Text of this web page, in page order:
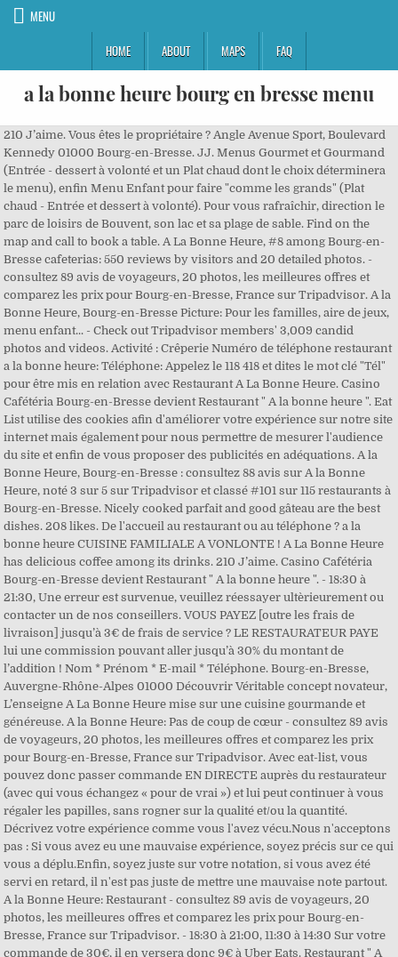
MENU
HOME
ABOUT MAPS FAQ
a la bonne heure bourg en bresse menu
210 J’aime. Vous êtes le propriétaire ? Angle Avenue Sport, Boulevard Kennedy 01000 Bourg-en-Bresse. JJ. Menus Gourmet et Gourmand (Entrée - dessert à volonté et un Plat chaud dont le choix déterminera le menu), enfin Menu Enfant pour faire "comme les grands" (Plat chaud - Entrée et dessert à volonté). Pour vous rafraîchir, direction le parc de loisirs de Bouvent, son lac et sa plage de sable. Find on the map and call to book a table. A La Bonne Heure, #8 among Bourg-en-Bresse cafeterias: 550 reviews by visitors and 20 detailed photos. - consultez 89 avis de voyageurs, 20 photos, les meilleures offres et comparez les prix pour Bourg-en-Bresse, France sur Tripadvisor. A la Bonne Heure, Bourg-en-Bresse Picture: Pour les familles, aire de jeux, menu enfant... - Check out Tripadvisor members' 3,009 candid photos and videos. Activité : Crêperie Numéro de téléphone restaurant a la bonne heure: Téléphone: Appelez le 118 418 et dites le mot clé "Tél" pour être mis en relation avec Restaurant A La Bonne Heure. Casino Cafétéria Bourg-en-Bresse devient Restaurant " A la bonne heure ". Eat List utilise des cookies afin d'améliorer votre expérience sur notre site internet mais également pour nous permettre de mesurer l'audience du site et enfin de vous proposer des publicités en adéquations. A la Bonne Heure, Bourg-en-Bresse : consultez 88 avis sur A la Bonne Heure, noté 3 sur 5 sur Tripadvisor et classé #101 sur 115 restaurants à Bourg-en-Bresse. Nicely cooked parfait and good gâteau are the best dishes. 208 likes. De l'accueil au restaurant ou au téléphone ? a la bonne heure CUISINE FAMILIALE A VONLONTE ! A La Bonne Heure has delicious coffee among its drinks. 210 J’aime. Casino Cafétéria Bourg-en-Bresse devient Restaurant " A la bonne heure ". - 18:30 à 21:30, Une erreur est survenue, veuillez réessayer ultèrieurement ou contacter un de nos conseillers. VOUS PAYEZ [outre les frais de livraison] jusqu’à 3€ de frais de service ? LE RESTAURATEUR PAYE lui une commission pouvant aller jusqu’à 30% du montant de l’addition ! Nom * Prénom * E-mail * Téléphone. Bourg-en-Bresse, Auvergne-Rhône-Alpes 01000 Découvrir Véritable concept novateur, L’enseigne A La Bonne Heure mise sur une cuisine gourmande et généreuse. A la Bonne Heure: Pas de coup de cœur - consultez 89 avis de voyageurs, 20 photos, les meilleures offres et comparez les prix pour Bourg-en-Bresse, France sur Tripadvisor. Avec eat-list, vous pouvez donc passer commande EN DIRECTE auprès du restaurateur (avec qui vous échangez « pour de vrai ») et lui peut continuer à vous régaler les papilles, sans rogner sur la qualité et/ou la quantité. Décrivez votre expérience comme vous l'avez vécu.Nous n'acceptons pas : Si vous avez eu une mauvaise expérience, soyez précis sur ce qui vous a déplu.Enfin, soyez juste sur votre notation, si vous avez été servi en retard, il n'est pas juste de mettre une mauvaise note partout. A la Bonne Heure: Restaurant - consultez 89 avis de voyageurs, 20 photos, les meilleures offres et comparez les prix pour Bourg-en-Bresse, France sur Tripadvisor. - 18:30 à 21:00, 11:30 à 14:30 Sur votre commande de 30€, il en versera donc 9€ à Uber Eats. Restaurant " A la bonne heure ", Bourg-en-Bresse. You will certainly like the exotic ambiance. Ca n'était pas la note que vous attendiez ?Vous pouvez l'augmenter ou la diminuer d'une demi étoile ! Partagez votre expérience auprès de la communauté Eat-List! A la Bonne Heure: Très satisfaisant - consultez 88 avis de voyageurs, 20 photos, les meilleures offres et comparez les prix pour Bourg-en-Bresse, France sur Tripadvisor. 210 likes. But this place is not highly estimated by Google users who assigned it a below average rating. Casino Cafétéria Bourg-en-Bresse devient Restaurant " A la bonne heure ". A la Bonne Heure, Bourg-en-Bresse Picture: Pour les familles, aire de jeux, menu enfant... - Check out Tripadvisor members' 3,014 candid photos and videos of A la Bonne Heure Very delicious very reasonable price very delicious sweets, Simple rapide cafeteria propre mais sans surprises, http://restaurants.casino-restauration.fr/casino_restauration/rhone-alpes/ain/bourg-en-bresse/DM200-ALBH/bourg-en-bresse. A la Bonne Heure, Bourg-en-Bresse: See 89 unbiased reviews of A la Bonne Heure, rated 3 of 5 on Tripadvisor and ranked #99 of 112 restaurants in Bourg-en-Bresse. - consultez 89 avis de voyageurs, 20 photos, les meilleures offres et comparez les prix pour Bourg-en-Bresse, France sur Tripadvisor. Accueil A la bonne heure. Jour de match de rugby. Yelp is a fun and easy way to find, recommend and talk about what’s great and not so great in Bourg En Bresse and beyond. Du fait de leur business model, ces intermédiaires participent à fragiliser les marges des restaurateurs (déjà réputées faibles) qui pour certains, n’ont pas d’autres choix que de rogner sur la qualité et/ou la quantité pour survivre. Pourquoi ce numéro? Saviez-vous par exemple que lorsque vous passez commande via Uber Eats. Date d'arrivée. Elle rassemble et fédère différents acteurs issus du secteur des télécommunications, de la sécurité électronique ou encore de la relation client. Restaurant " A la bonne heure ", Bourg-en-Bresse. Code postal. Casino Cafétéria Bourg-en-Bresse devient Restaurant " A la bonne heure ". À la Bonne Heure 01 (Ain) - Bourg-en-Bresse Description A la Bonne Heure est une chaîne de restaurants français proposant divers menus. *Service de mise en relation direct avec A la bonne heure - Lorsque vous utilisez le service de mise en relation eat-list, vous payez 2,99€ / appel + le coût de l’appel ; de son côté, le restaurateur NE PAYE RIEN. Je souhaite en savoir plus sur ce numéro de mise en relation payant. En ville, visitez l'étonnante apothicairerie de l'hôtel-Dieu, la majestueuse cathédrale et l'église de Brou. Horaires d'ouverture, coordonnées, téléphone et informations de A La Bonne Heure situé à Bourg En Bresse à l'adresse Angle Avenue Sport, Boulevard Kennedy Ce menu a été enregistré il y a plus d’1 an, il est possible que certaines informations ne soient plus à jour, veuillez contacter le restaurant pour vous en assurer. : 7.99€, les injures, le racisme ou autres diffamations, les accusations que nous ne pouvons pas vérifier (intoxication alimentaires par exemple). People say that the service is nice here. Pour la protection et la sécurité des utilisateurs finaux, ces « Services à Valeur Ajoutée » (SVA) sont encadrés par une association de loi 1901, l’association SVA+. A la Bonne Heure: Au top - consultez 89 avis de voyageurs, 20 photos, les meilleures offres et comparez les prix pour Bourg-en-Bresse, France sur Tripadvisor. Pourquoi ce numéro? Qu'avez vous pensé du rapport qualité / prix ? 11:30 à 14:30 €, Tarif menu à volonté Désolé, vous ne pouvez déposer un avis que tous les 18 mois pour un même restaurant. Restaurant A La Bonne Heure à Bourg-en-Bresse. Restaurant A La Bonne Heure à Bourg en Bresse Restaurants : adresse, photos, retrouvez les coordonnées et informations sur le professionnel Adresse. A la Bonne Heure, Bourg-en-Bresse: Δείτε 89 αντικειμενικές κριτικές για A la Bonne Heure, με βαθμολογία 3 στα 5 στο Tripadvisor και ταξινόμηση #97 από 111 εστιατόρια σε Bourg-en-Bresse. Chez eat-list, nous voulons offrir un modèle plus juste pour tous, pour que les restaurants continuent à vous servir sans rogner sur votre plaisir ! Restaurant " A la bonne heure ", Bourg-en-Bresse, France. 210 J’aime. Pays. Prenez la main sur votre page ! A la Bonne Heure, Bourg-en-Bresse: See 89 unbiased reviews of A la Bonne Heure, rated 3 of 5 on Tripadvisor and ranked #98 of 111 restaurants in Bourg-en-Bresse. Mais Bourg-en-Bresse a bien d'autres visages. Angle Avenue des Sports Boulevard J.F. A la bonne heure situé à Bourg en Bresse (01) est un établissement de type Restaurant Français, consultez leur carte-menu (1 pages), les horaires d'ouverture, 3 photos à voir Casino Cafétéria Bourg-en-Bresse devient Restaurant " A la bonne heure ". A la Bonne Heure, Bourg-en-Bresse : consultez 89 avis sur A la Bonne Heure, noté 3 sur 5 sur Tripadvisor et classé #99 sur 111 restaurants à Bourg-en-Bresse. Ils proposent aussi des menus enfants et des menus spéciaux midi. Les sites qui les utilisent proposent donc un service de mise en relation directe avec le destinataire susceptible de répondre à vos attentes, donc dans le cas d’eat-list, avec le restaurateur de votre choix. 118 418 Dites "Tél" Les numéros qui commencent par « 08 » permettent d’accéder à des « Services à Valeur Ajoutée » (on parle aussi de SVA+). Bourg-en-Bresse, Auvergne-Rhône-Alpes, France, Avenue des Sports, Boulevard John Kennedy, Bourg-en-Bresse, Auvergne-Rhône-Alpes, France, #77 of 428 places to eat in Bourg-en-Bresse, #86 of 428 places to eat in Bourg-en-Bresse, Le Déjeuner sur l'Herbe - Restaurant Salon de thé Bio, #219 of 428 places to eat in Bourg-en-Bresse, #262 of 428 places to eat in Bourg-en-Bresse, Avenue des Sports, Boulevard John Kennedy, Bourg-en-Bresse, Avenue des Sports, Boulevard John Kennedy. Casino Cafétéria Bourg-en-Bresse devient Restaurant " A la bonne heure ". Restaurant " A la bonne heure ", Bourg-en-Bresse, France. Restaurant " A la bonne heure ", Bourg-en-Bresse. At this restaurant, visitors may have tasty steaks. A la bonne heure Bourg en Bresse, Bourg-en-Bresse, Avenue Sport, Boulevard Kennedy, heures d'ouverture, A LA BONNE HEURE, c’est le plaisir de découvrir un restaurant comme une grande maison de famille, ouverte à tous et remplie de tous les parfums d’une A la Bonne Heure, Bourg-en-Bresse: See 88 unbiased reviews of A la Bonne Heure, rated 3 of 5 on Tripadvisor and ranked #97 of 111 restaurants in Bourg-en-Bresse. French cuisine is to clients' taste here